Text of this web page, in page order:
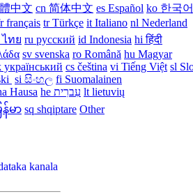
中文 cn 简体中文 es Español ko 한국어
français tr Türkçe it Italiano nl Nederland
ไทย ru русский id Indonesia hi हिंदी
sv svenska ro Română hu Magyar
український‎ cs čeština‎ vi Tiếng Việt sl
si සිංහල fi Suomalainen
Hausa‎ he עִברִית lt lietuvių
န်မာ sq shqiptare Other
kanala